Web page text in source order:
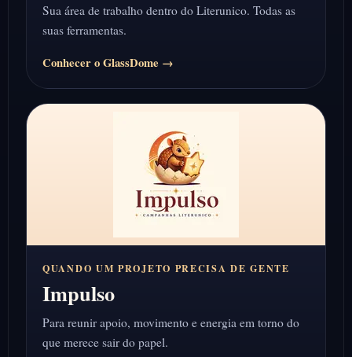
Sua área de trabalho dentro do Literunico. Todas as
suas ferramentas.
Conhecer o GlassDome →
QUANDO UM PROJETO PRECISA DE GENTE
Impulso
Para reunir apoio, movimento e energia em torno do
que merece sair do papel.